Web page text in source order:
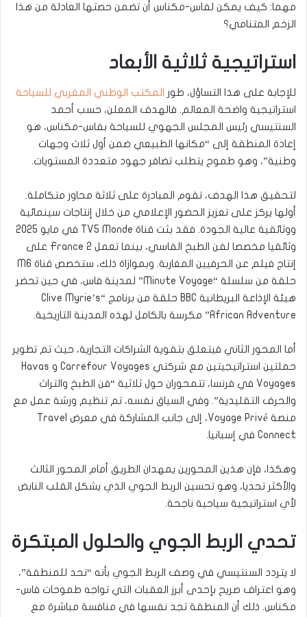
مهما: كيف يمكن لفاس-مكناس أن تضمن حصتها العادلة من هذا
الزخم المتنامي؟
استراتيجية ثلاثية الأبعاد
للإجابة على هذا التساؤل، طور المكتب الوطني المغربي للسياحة
استراتيجية واضحة المعالم. فالهدف المعلن، حسب أحمد
السنتيسي رئيس المجلس الجهوي للسياحة بفاس-مكناس، هو
إعادة المنطقة إلى “مكانها الطبيعي ضمن أول ثلاث وجهات
وطنية”، وهو طموح يتطلب تضافر جهود متعددة المستويات.
لتحقيق هذا الهدف، تقوم المبادرة على ثلاثة محاور متكاملة.
أولها يركز على تعزيز الحضور الإعلامي من خلال إنتاجات سينمائية
ووثائقية عالية الجودة. فقد بثت قناة TV5 Monde في مايو 2025
وثائقيا مخصصا لفن الطبخ الفاسي، بينما تعمل France 2 على
إنتاج فيلم عن الحرفيين المغاربة. وبموازاة ذلك، ستخصص قناة M6
حلقة من سلسلة “Minute Voyage” لمدينة فاس، في حين تحضر
هيئة الإذاعة البريطانية BBC حلقة من برنامج “Clive Myrie’s
African Adventure” مكرسة بالكامل لهذه المدينة التاريخية.
أما المحور الثاني فيتعلق بتقوية الشراكات التجارية، حيث تم تطوير
حملتين استراتيجيتين مع شركتي Carrefour Voyages و Havas
Voyages في فرنسا، تتمحوران حول ثلاثية “فن الطبخ والتراث
والحرف التقليدية”. وفي السياق نفسه، تم تنظيم ورشة عمل مع
منصة Voyage Privé، إلى جانب المشاركة في معرض Travel
Connect في إسبانيا.
وهكذا، فإن هذين المحورين يمهدان الطريق أمام المحور الثالث
والأكثر تحديا، وهو تحسين الربط الجوي الذي يشكل القلب النابض
لأي استراتيجية سياحية ناجحة.
تحدي الربط الجوي والحلول المبتكرة
لا يتردد السنتيسي في وصف الربط الجوي بأنه “تحد للمنطقة”،
وهو اعتراف صريح بإحدى أبرز العقبات التي تواجه طموحات فاس-
مكناس. ذلك أن المنطقة تجد نفسها في منافسة مباشرة مع